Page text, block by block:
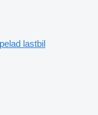
lastbil